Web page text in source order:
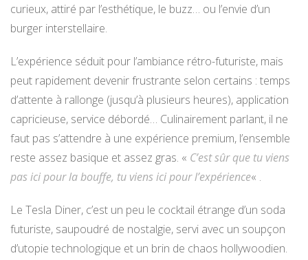
curieux, attiré par l’esthétique, le buzz… ou l’envie d’un
burger interstellaire.
L’expérience séduit pour l’ambiance rétro-futuriste, mais
peut rapidement devenir frustrante selon certains : temps
d’attente à rallonge (jusqu’à plusieurs heures), application
capricieuse, service débordé… Culinairement parlant, il ne
faut pas s’attendre à une expérience premium, l’ensemble
reste assez basique et assez gras. « C’est sûr que tu viens
pas ici pour la bouffe, tu viens ici pour l’expérience« .
Le Tesla Diner, c’est un peu le cocktail étrange d’un soda
futuriste, saupoudré de nostalgie, servi avec un soupçon
d’utopie technologique et un brin de chaos hollywoodien.